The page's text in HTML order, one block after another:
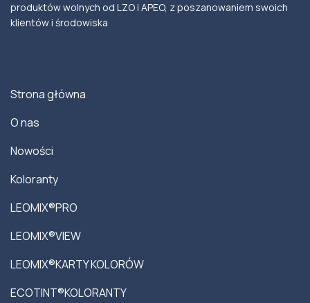
produktów wolnych od LZO i APEO, z poszanowaniem swoich
klientów i środowiska
Strona główna
O nas
Nowości
Koloranty
LEOMIX®PRO
LEOMIX®VIEW
LEOMIX®KARTY KOLORÓW
ECOTINT®KOLORANTY